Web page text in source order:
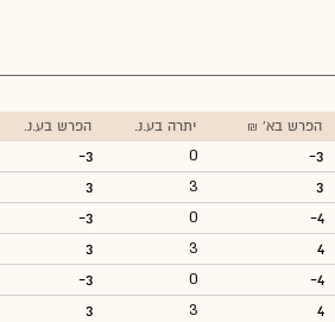
הפרש בא' ₪ יתרה בע.נ. הפרש בע.נ.
-3
0
-3
3
3
3
-4
0
-3
4
3
3
-4
0
-3
4
3
3